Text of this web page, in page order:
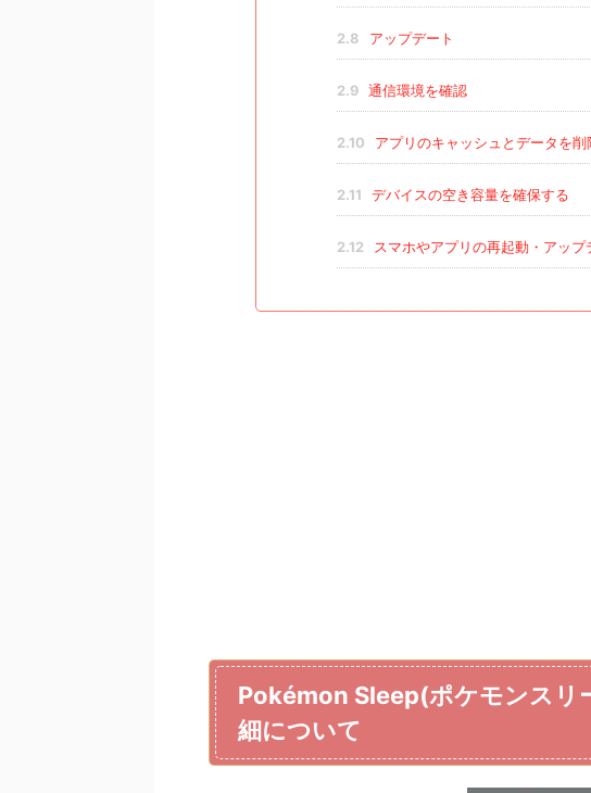
2.8 アップデート
2.9 通信環境を確認
2.10 アプリのキャッシュとデータを削
2.11 デバイスの空き容量を確保する
2.12 スマホやアプリの再起動・アッ
Pokémon Sleep(ポケモンスリ
細について